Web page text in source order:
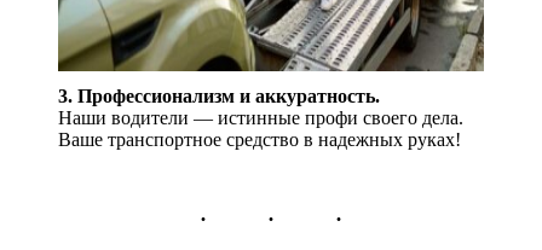
3. Профессионализм и аккуратность.
Наши водители — истинные профи своего дела.
Ваше транспортное средство в надежных руках!